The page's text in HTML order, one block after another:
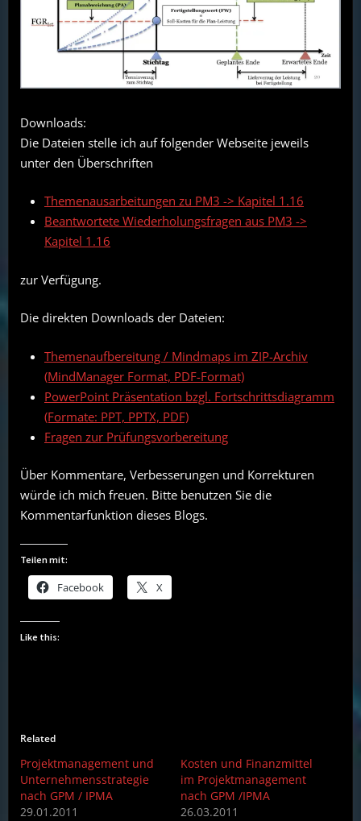
Downloads:
Die Dateien stelle ich auf folgender Webseite jeweils
unter den Überschriften
Themenausarbeitungen zu PM3 -> Kapitel 1.16
Beantwortete Wiederholungsfragen aus PM3 ->
Kapitel 1.16
zur Verfügung.
Die direkten Downloads der Dateien:
Themenaufbereitung / Mindmaps im ZIP-Archiv
(MindManager Format, PDF-Format)
PowerPoint Präsentation bzgl. Fortschrittsdiagramm
(Formate: PPT, PPTX, PDF)
Fragen zur Prüfungsvorbereitung
Über Kommentare, Verbesserungen und Korrekturen
würde ich mich freuen. Bitte benutzen Sie die
Kommentarfunktion dieses Blogs.
Teilen mit:
Facebook X
Like this:
Related
Projektmanagement und
Unternehmensstrategie
nach GPM / IPMA
29.01.2011
Kosten und Finanzmittel
im Projektmanagement
nach GPM /IPMA
26.03.2011